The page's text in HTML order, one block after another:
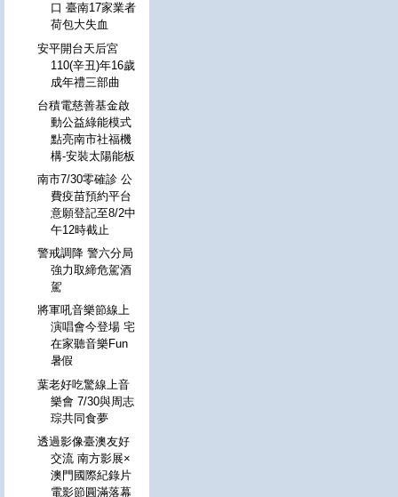
口 臺南17家業者
荷包大失血
安平開台天后宮
110(辛丑)年16歲
成年禮三部曲
台積電慈善基金啟
動公益綠能模式
點亮南市社福機
構-安裝太陽能板
南市7/30零確診 公
費疫苗預約平台
意願登記至8/2中
午12時截止
警戒調降 警六分局
強力取締危駕酒
駕
將軍吼音樂節線上
演唱會今登場 宅
在家聽音樂Fun
暑假
葉老好吃驚線上音
樂會 7/30與周志
琮共同食夢
透過影像臺澳友好
交流 南方影展×
澳門國際紀錄片
電影節圓滿落幕